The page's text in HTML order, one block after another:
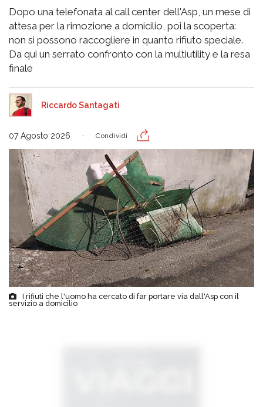
Dopo una telefonata al call center dell'Asp, un mese di
attesa per la rimozione a domicilio, poi la scoperta:
non si possono raccogliere in quanto rifiuto speciale.
Da qui un serrato confronto con la multiutility e la resa
finale
Riccardo Santagati
07 Agosto 2026 Condividi
I rifiuti che l'uomo ha cercato di far portare via dall'Asp con il
servizio a domicilio